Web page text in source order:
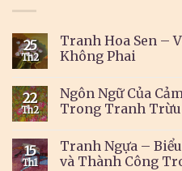
25
Th2
Tranh Hoa Sen –
Không Phai
22
Th2
Ngôn Ngữ Của
Trong Tranh
15
Th1
Tranh Ngựa –
và Thành Công